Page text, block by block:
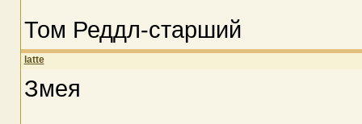
Том Реддл-старший
latte
Змея